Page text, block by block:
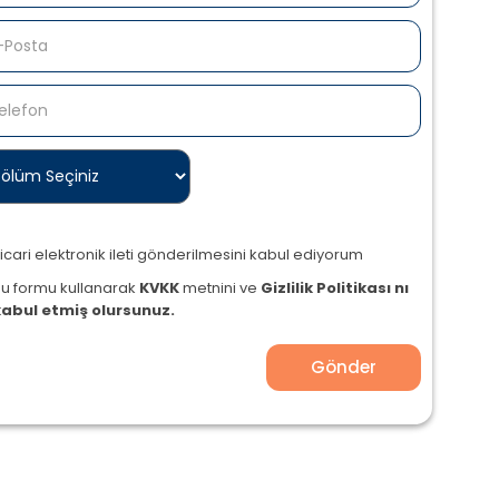
elektronik ileti gönderilmesini kabul ediyorum
formu kullanarak KVKKmetnini ve Gizlilik Politikası nı
etmiş olursunuz.